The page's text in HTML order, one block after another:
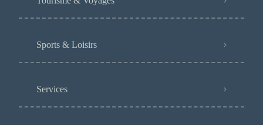
Sports & Loisirs
Services